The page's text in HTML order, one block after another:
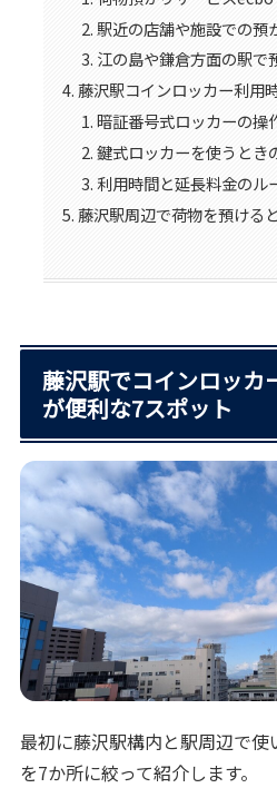
駅近の店舗や施設での預
江の島や鎌倉方面の駅で
藤沢駅コインロッカー利用
暗証番号式ロッカーの操
鍵式ロッカーを使うとき
利用時間と延長料金のル
藤沢駅周辺で荷物を預ける
藤沢駅でコインロッカ
が便利な7スポット
最初に藤沢駅構内と駅周辺で
を7か所に絞って紹介します。